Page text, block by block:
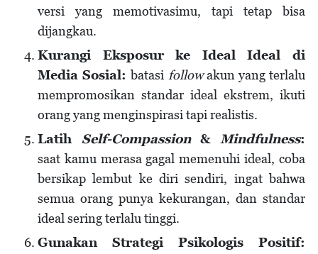
versi yang memotivasimu, tapi tetap bisa
dijangkau.
Kurangi Eksposur ke Ideal Ideal di
Media Sosial:batasi followakun yang terlalu
mempromosikan standar ideal ekstrem, ikuti
orang yang menginspirasi tapi realistis.
Latih Self-Compassion&Mindfulness:
saat kamu merasa gagal memenuhi ideal, coba
bersikap lembut ke diri sendiri, ingat bahwa
semua orang punya kekurangan, dan standar
ideal sering terlalu tinggi.
Gunakan Strategi Psikologis Positif: